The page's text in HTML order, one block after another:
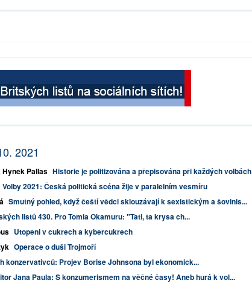
2021
Hynek Pallas Historie je politizována a přepisována při každých volbách
Volby 2021: Česká politická scéna žije v paralelním vesmíru
Smutný pohled, když čeští vědci sklouzávají k sexistickým a šovinis...
listů 430. Pro Tomia Okamuru: "Tati, ta krysa ch...
Utopeni v cukrech a kybercukrech
Operace o duši Trojmoří
konzervativců: Projev Borise Johnsona byl ekonomick...
Jana Paula: S konzumerismem na věčné časy! Aneb hurá k vol...